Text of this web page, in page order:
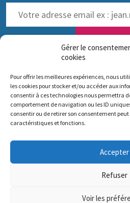
Gérer le
cookies
Pour offrir les meilleures expériences, nous
les cookies pour stocker et/ou accéder aux
consentir à ces technologies nous permettra
comportement de navigation ou les ID
consentir ou de retirer son consentement
caractéristiques et fonctions.
Accepter
Refuser
Voir les
trimestrielle de Pro Anima(
hebdomadaire dédiée aux NAMs
Comité scientifique
Bureau parisien : 35 rue de Vouillé
social : 11 rue Sainte-